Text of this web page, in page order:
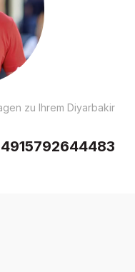
zu Ihrem Diyarbakir